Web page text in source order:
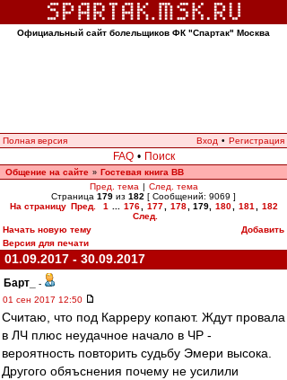
Официальный сайт болельщиков ФК "Спартак" Москва
Полная версия Вход • Регистрация
FAQ • Поиск
Общение на сайте » Гостевая книга ВВ
Пред. тема | След. тема
Страница 179 из 182 [ Сообщений: 9069 ]
На страницу Пред. 1 176 177 178 179, 180 181
182
След.
Начать новую тему
Добавить
Версия для печати
01.09.2017 - 30.09.2017
Барт_
-
01 сен 2017 12:50
Считаю, что под Карреру копают. Ждут провала
в ЛЧ плюс неудачное начало в ЧР -
вероятность повторить судьбу Эмери высока.
Другого обяъснения почему не усилили